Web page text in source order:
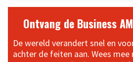
Ontvang de Business
De wereld verandert snel en
achter de feiten aan. Wees